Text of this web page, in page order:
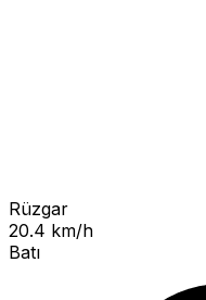
Rüzgar
20.4 km/h
Batı